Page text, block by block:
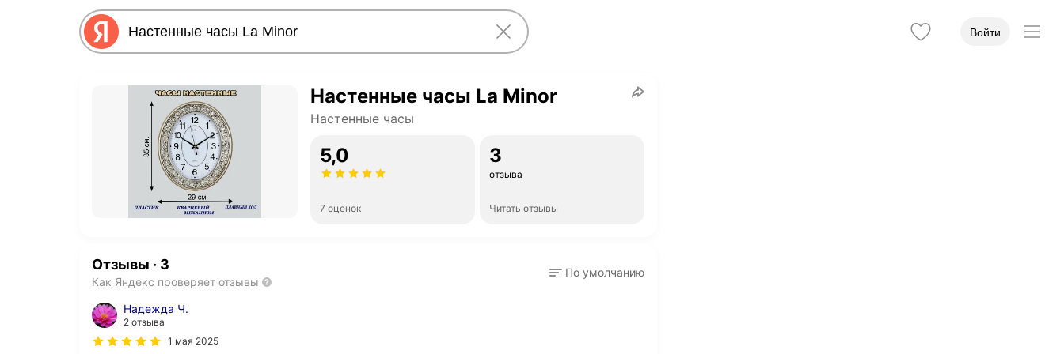
Войти
Настенные часы La Minor
Настенные часы
5,0
7 оценок
3
отзыва
Читать отзывы
Отзывы · 3
Как Яндекс проверяет отзывы
По умолчанию
Надежда Ч.
2 отзыва
1 мая 2025